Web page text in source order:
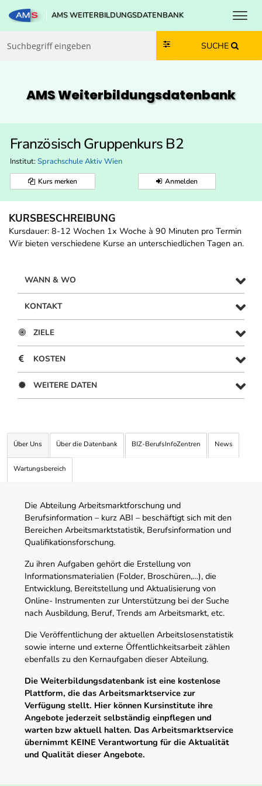
Zum Inhalt springen
Zum Navmenü springen
Zur Suche springen
Zur Footer springen
AMS WEITERBILDUNGSDATENBANK
SUCHE
AMS Weiterbildungs­datenbank
Französisch Gruppenkurs B2
Institut: Sprachschule Aktiv Wien
Kurs merken Anmelden
KURSBESCHREIBUNG
Kursdauer: 8-12 Wochen 1x Woche à 90 Minuten pro Termin
Wir bieten verschiedene Kurse an unterschiedlichen Tagen an.
WANN & WO
KONTAKT
ZIELE
KOSTEN
WEITERE DATEN
Über Uns Über die Datenbank BIZ-BerufsInfoZentren News
Wartungsbereich
Die Abteilung Arbeitsmarktforschung und
Berufsinformation – kurz ABI – beschäftigt sich mit den
Bereichen Arbeitsmarktstatistik, Berufsinformation und
Qualifikationsforschung.
Zu ihren Aufgaben gehört die Erstellung von
Informationsmaterialien (Folder, Broschüren,…), die
Entwicklung, Bereitstellung und Aktualisierung von
Online- Instrumenten zur Unterstützung bei der Suche
nach Ausbildung, Beruf, Trends am Arbeitsmarkt, etc.
Die Veröffentlichung der aktuellen Arbeitslosenstatistik
sowie interne und externe Öffentlichkeitsarbeit zählen
ebenfalls zu den Kernaufgaben dieser Abteilung.
Die Weiterbildungsdatenbank ist eine kostenlose
Plattform, die das Arbeitsmarktservice zur
Verfügung stellt. Hier können Kursinstitute ihre
Angebote jederzeit selbständig einpflegen und
warten bzw aktuell halten. Das Arbeitsmarktservice
übernimmt KEINE Verantwortung für die Aktualität
und Qualität dieser Angebote.